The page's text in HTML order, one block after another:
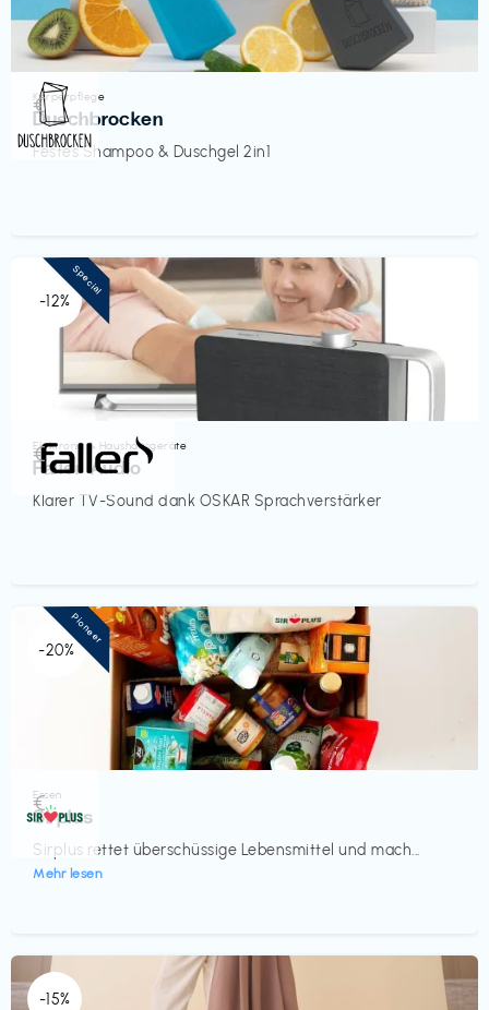
Körperpflege
Duschbrocken
Festes Shampoo & Duschgel 2in1
€‎
-12%
Elektronik & Haushaltsgeräte
Faller Audio
Klarer TV-Sound dank OSKAR Sprachverstärker
€‎
Special
-20%
Essen
Sirplus
Sirplus rettet überschüssige Lebensmittel und mach...
Mehr lesen
€‎
Pioneer
-15%